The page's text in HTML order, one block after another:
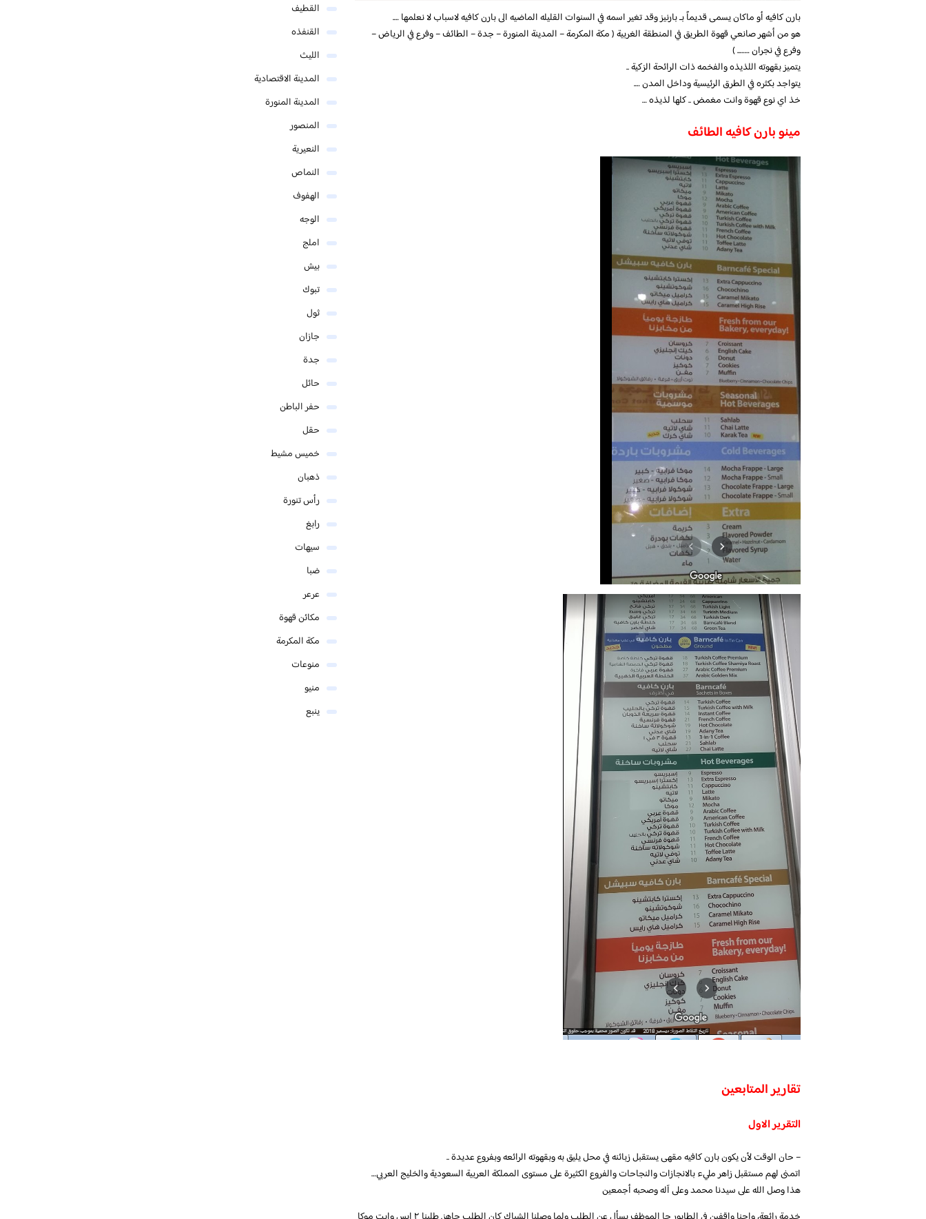
بارن كافيه أو ماكان يسمى قديماً بـ بارنيز وقد تغير اسمه في السنوات القليله الماضيه الى بارن كافيه لاسباب لا نعلمها ….
هو من أشهر صانعي قهوة الطريق في المنطقة الغربية ( مكة المكرمة – المدينة المنورة – جدة – الطائف – وفرع في الرياض –
وفرع في نجران …….. )
يتميز بقهوته اللذيذه والفخمه ذات الرائحة الزكية ..
يتواجد بكثره في الطرق الرئيسية وداخل المدن ….
خذ اي نوع قهوة وانت مغمض .. كلها لذيذه …
مينو بارن كافيه الطائف
تقارير المتابعين
التقرير الاول
– حان الوقت لأن يكون بارن كافيه مقهى يستقبل زبائنه في محل يليق به وبقهوته الرائعه وبفروع عديدة ..
اتمنى لهم مستقبل زاهر مليء بالانجازات والنجاحات والفروع الكثيرة على مستوى المملكة العربية السعودية والخليج العربي…
هذا وصل الله على سيدنا محمد وعلى آله وصحبه أجمعين
القطيف
القنفذه
الليث
المدينة الاقتصادية
المدينة المنورة
المنصور
النعيرية
النماص
الهفوف
الوجه
املج
بيش
تبوك
ثول
جازان
جدة
حائل
حفر الباطن
حقل
خميس مشيط
ذهبان
رأس تنورة
رابغ
سيهات
ضبا
عرعر
مكائن قهوة
مكة المكرمة
منوعات
منيو
ينبع